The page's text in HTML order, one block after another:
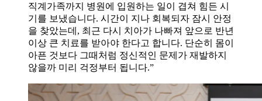
직계가족까지 병원에 입원하는 일이 겹쳐 힘든 시
기를 보냈습니다. 시간이 지나 회복되자 잠시 안정
을 찾았는데, 최근 다시 치아가 나빠져 앞으로 반년
이상 큰 치료를 받아야 한다고 합니다. 단순히 몸이
아픈 것보다 그때처럼 정신적인 문제가 재발하지
않을까 미리 걱정부터 됩니다.”